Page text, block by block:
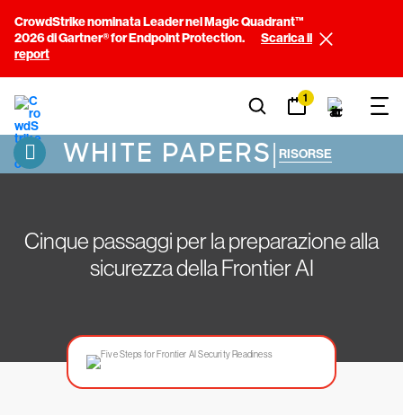
CrowdStrike nominata Leader nel Magic Quadrant™
2026 di Gartner® for Endpoint Protection.
Scarica il
report
1
WHITE PAPERS| RISORSE
Cinque passaggi per la preparazione alla
sicurezza della Frontier AI